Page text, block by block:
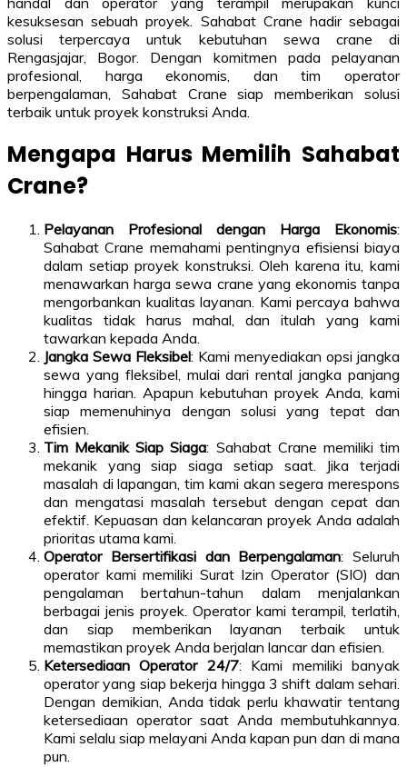
kesuksesan sebuah proyek. Sahabat Crane hadir sebagai
solusi terpercaya untuk kebutuhan sewa crane di
Rengasjajar, Bogor. Dengan komitmen pada pelayanan
profesional, harga ekonomis, dan tim operator
berpengalaman, Sahabat Crane siap memberikan solusi
terbaik untuk proyek konstruksi Anda.
Mengapa Harus Memilih Sahabat
Crane?
Pelayanan Profesional dengan Harga Ekonomis:
Sahabat Crane memahami pentingnya efisiensi biaya
dalam setiap proyek konstruksi. Oleh karena itu, kami
menawarkan harga sewa crane yang ekonomis tanpa
mengorbankan kualitas layanan. Kami percaya bahwa
kualitas tidak harus mahal, dan itulah yang kami
tawarkan kepada Anda.
Jangka Sewa Fleksibel: Kami menyediakan opsi jangka
sewa yang fleksibel, mulai dari rental jangka panjang
hingga harian. Apapun kebutuhan proyek Anda, kami
siap memenuhinya dengan solusi yang tepat dan
efisien.
Tim Mekanik Siap Siaga: Sahabat Crane memiliki tim
mekanik yang siap siaga setiap saat. Jika terjadi
masalah di lapangan, tim kami akan segera merespons
dan mengatasi masalah tersebut dengan cepat dan
efektif. Kepuasan dan kelancaran proyek Anda adalah
prioritas utama kami.
Operator Bersertifikasi dan Berpengalaman: Seluruh
operator kami memiliki Surat Izin Operator (SIO) dan
pengalaman bertahun-tahun dalam menjalankan
berbagai jenis proyek. Operator kami terampil, terlatih,
dan siap memberikan layanan terbaik untuk
memastikan proyek Anda berjalan lancar dan efisien.
Ketersediaan Operator 24/7: Kami memiliki banyak
operator yang siap bekerja hingga 3 shift dalam sehari.
Dengan demikian, Anda tidak perlu khawatir tentang
ketersediaan operator saat Anda membutuhkannya.
Kami selalu siap melayani Anda kapan pun dan di mana
pun.